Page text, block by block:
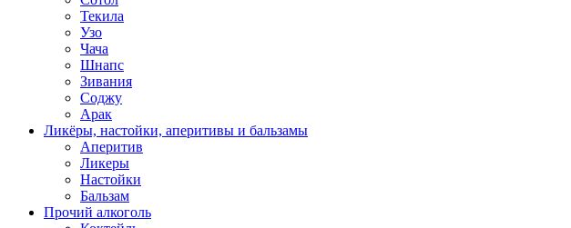
Текила
Узо
Чача
Шнапс
Зивания
Соджу
Арак
Ликёры, настойки, аперитивы и бальзамы
Аперитив
Ликеры
Настойки
Бальзам
Прочий алкоголь